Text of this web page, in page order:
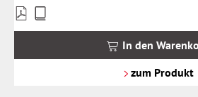
Preise
inkl.
In den
zum Produkt